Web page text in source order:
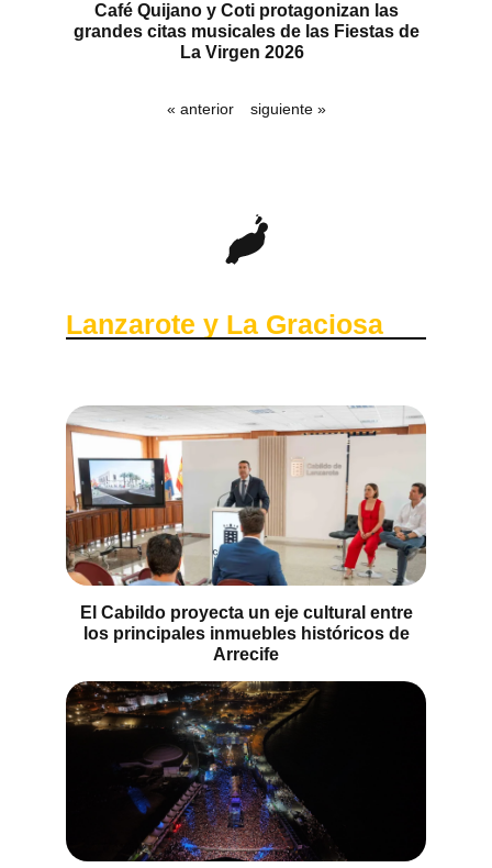
Café Quijano y Coti protagonizan las
grandes citas musicales de las Fiestas de
La Virgen 2026
« anterior siguiente »
Lanzarote y La Graciosa
El Cabildo proyecta un eje cultural entre
los principales inmuebles históricos de
Arrecife